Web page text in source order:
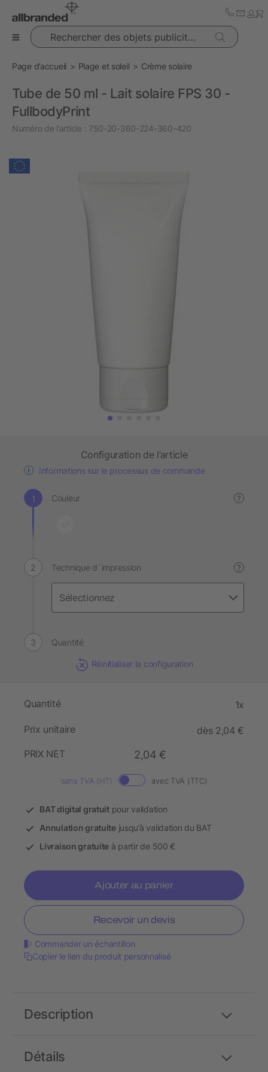
Rechercher des objets publicitaires
Page d’accueil Plage et soleil Crème solaire
Tube de 50 ml - Lait solaire FPS 30 -
FullbodyPrint
Numéro de l’article : 750-20-360-224-360-420
Configuration de l’article
Informations sur le processus de commande
Couleur ?
Technique d´impression ?
Quantité
Réinitialiser la configuration
Quantité 1x
Prix unitaire
dès 2,04 €
PRIX NET
2,04 €
sans TVA (HT) avec TVA (TTC)
BAT digital gratuitpour validation
Annulation gratuitejusqu’à validation du BAT
Livraison gratuite à partir de 500 €
Ajouter au panier
Recevoir un devis
Commander un échantillon
Copier le lien du produit personnalisé
Détails
Description